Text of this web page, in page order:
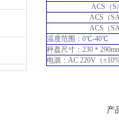
ACS（
ACS（
ACS（
温度范围：0℃-40℃
秤盘尺寸：230＊
电源：AC 220V（
产